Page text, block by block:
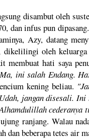
disambut oleh
, dan infus pun
, Azy, datang
dikelilingi oleh keluarga
membuat hati saya pen
Ma, ini salah Endang.
keningbeliau.
, jangan disesali. Ini
llah cederanya
ujung ranjang. Walau
dan beberapa tetes air